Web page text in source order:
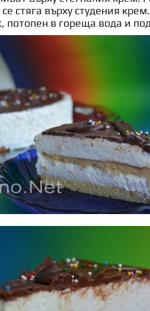
стяга върху студения
потопен в гореща вода и